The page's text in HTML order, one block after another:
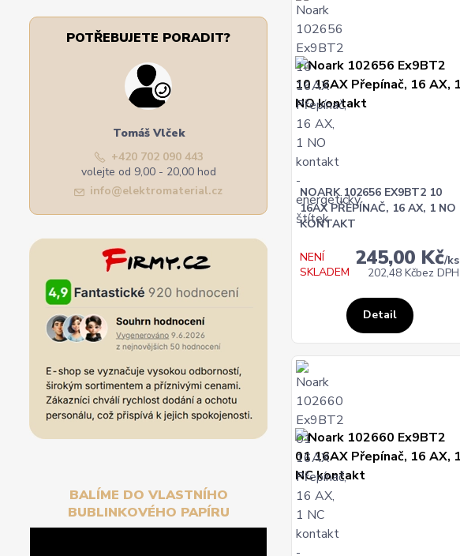
NOARK 102656 EX9BT2 10
16AX PŘEPÍNAČ, 16 AX, 1 NO
KONTAKT
245,00 Kč/ks
202,48 Kčbez DPH
NENÍ
SKLADEM
Detail
POTŘEBUJETE PORADIT?
Tomáš Vlček
+420 702 090 443
volejte od 9,00 - 20,00 hod
info@elektromaterial.cz
BALÍME DO VLASTNÍHO
BUBLINKOVÉHO PAPÍRU